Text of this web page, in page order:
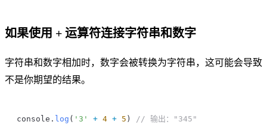
如果使用 + 运算符连接字符串和数字
字符串和数字相加时，数字会被转换为字符串，这可能会导致
不是你期望的结果。
console . log ( '3' + 4 + 5 ) // 输出："345"